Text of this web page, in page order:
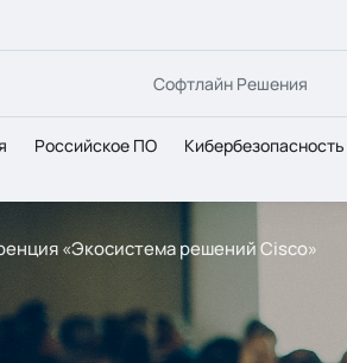
Софтлайн Решения
Российское ПО Кибербезопасность
«Экосистема решений Cisco»